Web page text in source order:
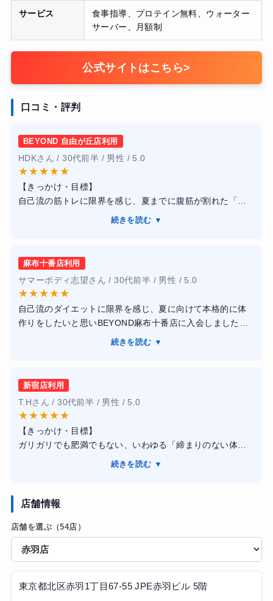
サービス
食事指導、プロテイン無料、ウォーター
サーバー、月額制
公式サイトはこちら>
口コミ・評判
BEYOND 自由が丘店利用
HDKさん / 30代前半 / 男性 / 5.0
★★★★★
【きっかけ・目標】
自己流の筋トレに限界を感じ、夏までに腹筋が割れた「か
っこいい体」になりたいと思い、入会を決めました。
上がります。担当のトレーナーさんは現役のフィジーク選
手ということもあり、筋肉の動かし方や効かせ方の指導が
驚くほど的確でした。単に追い込むだけでなく、なぜこの
種目が必要なのかを論理的に説明してくれるため、納得感
を持って取り組めました。
【結果・変化】
3ヶ月のコースで体重はマイナス4kgでしたが、鏡で見ると
制限をせずとも体型を維持できる習慣が身についたのが最
大の収穫です。価格は安くはありませんが、人生が変わる
投資だったと感じています。
続きを読む ▼
麻布十番店利用
サマーボディ志望さん / 30代前半 / 男性 / 5.0
★★★★★
自己流のダイエットに限界を感じ、夏に向けて本格的に体
作りをしたいと思いBEYOND麻布十番店に入会しました。
まず驚いたのはトレーナーの方々の知識量とスタイルの良
度な糖質制限をしない「しっかり食べて痩せる」食事管理
を提案してくれました。
施設内は非常に清潔感があり、白を基調としたスタイリッ
シュな空間で、通うだけでモチベーションが上がります。
結果として、3ヶ月のコースで体重はマイナス6キロ、体脂
肪率も大幅に下げることができ、長年目標だった腹筋のラ
インを出すことができました。パーソナルジムは決して安
ると、非常にコスパの良い投資だったと感じています。駅
ていたので、忙しい仕事の合間でも無理なく継続すること
ができました。
続きを読む ▼
新宿店利用
T.Hさん / 30代前半 / 男性 / 5.0
★★★★★
【きっかけ・目標】
ガリガリでも肥満でもない、いわゆる「締まりのない体
型」を打破したくて入会しました。夏に海へ行く予定があ
【感想】
ベルの身体をしており、説得力が段違いでした。トレーニ
ングはかなりハードですが、こちらの限界を見極めた上で
の追い込み方が絶妙で、自分一人では絶対に到達できない
強度で追い込めます。「あと1回！」の掛け声でモチベーシ
ョンが爆上がりします。また、BEYONDの大きな特徴であ
続きを読む ▼
店舗情報
店舗を選ぶ（54店）
東京都北区赤羽1丁目67-55 JPE赤羽ビル 5階